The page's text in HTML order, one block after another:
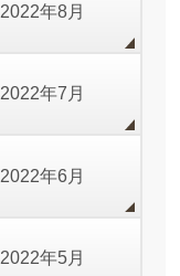
2022年8月
2022年7月
2022年6月
2022年5月